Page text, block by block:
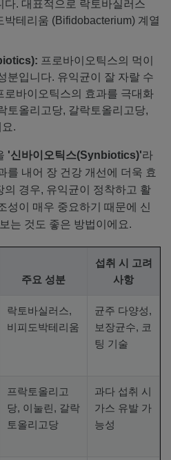
. 대표적으로 락토바실러스
테리움 (Bifidobacterium) 계열
프로바이오틱스의 먹이
분입니다. 유익균이 잘 자랄 수
로바이오틱스의 효과를 극대화
토올리고당, 갈락토올리고당,
.
'신바이오틱스(Synbiotics)'라
를 내어 장 건강 개선에 더욱 효
의 경우, 유익균이 정착하고 활
성이 매우 중요하기 때문에 신
는 것도 좋은 방법이에요.
주요 성분
섭취 시 고려
사항
락토바실러스,
비피도박테리움
균주 다양성,
보장균수, 코
팅 기술
프락토올리고
당, 이눌린, 갈락
토올리고당
과다 섭취 시
가스 유발 가
능성